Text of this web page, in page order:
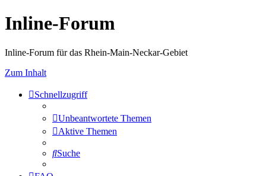
Inline-Forum
Inline-Forum für das Rhein-Main-Neckar-Gebiet
Zum Inhalt
Schnellzugriff
Unbeantwortete Themen
Aktive Themen
Suche